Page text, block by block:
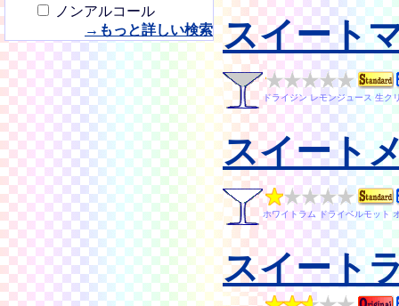
ノンアルコール
→もっと詳しい検索
スイート
ドライジン レモンジュース 生ク
スイート
ホワイトラム ドライベルモット
スイート